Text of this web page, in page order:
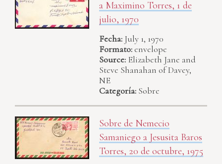
a Maximino Torres, 1 de
julio, 1970
Fecha: July 1, 1970
Formato:envelope
Source: Elizabeth Jane and
Steve Shanahan of Davey,
NE
Categoría: Sobre
Sobre de Nemecio
Samaniego a Jesusita Baros
Torres, 20 de octubre, 1975